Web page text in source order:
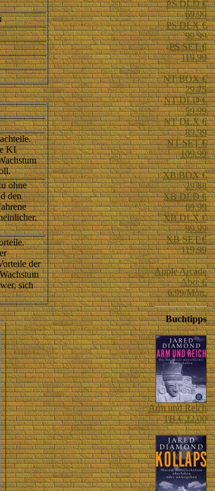
KI
ohne
den
der
sich
PS DLD €
69.99
PS DLX €
99.99
PS SET €
119.99
NT BOX €
29.75
NT DLD €
59.99
NT DLX €
89.99
NT SET €
109.99
XB BOX €
29.88
XB DLD €
69.99
XB DLX €
99.99
XB SET €
119.99
Apple Arcade
Abo: €
6.99/Mon.
Buchtipps
Arm und Reich
TB € 22.00